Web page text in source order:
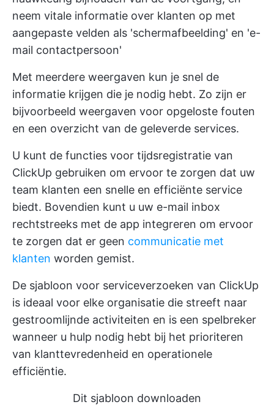
neem vitale informatie over klanten op met
aangepaste velden als 'schermafbeelding' en 'e-
mail contactpersoon'
Met meerdere weergaven kun je snel de
informatie krijgen die je nodig hebt. Zo zijn er
bijvoorbeeld weergaven voor opgeloste fouten
en een overzicht van de geleverde services.
U kunt de functies voor tijdsregistratie van
ClickUp gebruiken om ervoor te zorgen dat uw
team klanten een snelle en efficiënte service
biedt. Bovendien kunt u uw e-mail inbox
rechtstreeks met de app integreren om ervoor
te zorgen dat er geen communicatie met
klanten worden gemist.
De sjabloon voor serviceverzoeken van ClickUp
is ideaal voor elke organisatie die streeft naar
gestroomlijnde activiteiten en is een spelbreker
wanneer u hulp nodig hebt bij het prioriteren
van klanttevredenheid en operationele
efficiëntie.
Dit sjabloon downloaden